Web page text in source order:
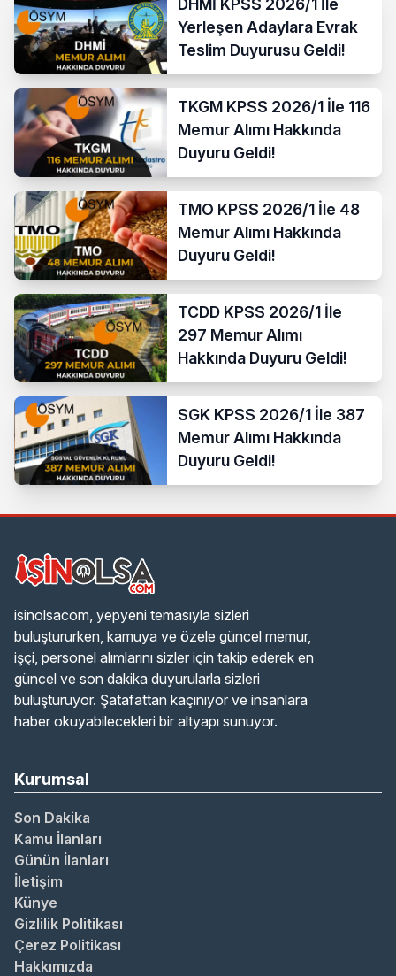
DHMİ KPSS 2026/1 İle
Yerleşen Adaylara Evrak
Teslim Duyurusu Geldi!
TKGM KPSS 2026/1 İle 116
Memur Alımı Hakkında
Duyuru Geldi!
TMO KPSS 2026/1 İle 48
Memur Alımı Hakkında
Duyuru Geldi!
TCDD KPSS 2026/1 İle
297 Memur Alımı
Hakkında Duyuru Geldi!
SGK KPSS 2026/1 İle 387
Memur Alımı Hakkında
Duyuru Geldi!
isinolsacom, yepyeni temasıyla sizleri
buluştururken, kamuya ve özele güncel memur,
işçi, personel alımlarını sizler için takip ederek en
güncel ve son dakika duyurularla sizleri
buluşturuyor. Şatafattan kaçınıyor ve insanlara
haber okuyabilecekleri bir altyapı sunuyor.
Kurumsal
Son Dakika
Kamu İlanları
Günün İlanları
İletişim
Künye
Gizlilik Politikası
Çerez Politikası
Hakkımızda